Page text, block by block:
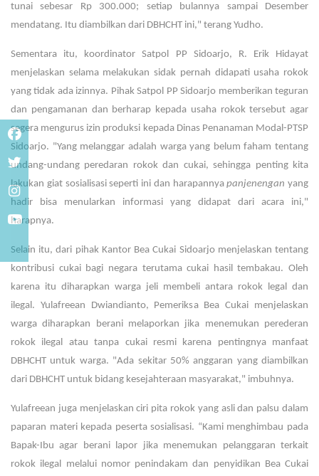
tunai sebesar Rp 300.000; setiap bulannya sampai Desember
mendatang. Itu diambilkan dari DBHCHT ini," terang Yudho.
Sementara itu, koordinator Satpol PP Sidoarjo, R. Erik Hidayat
menjelaskan selama melakukan sidak pernah didapati usaha rokok
yang tidak ada izinnya. Pihak Satpol PP Sidoarjo memberikan teguran
dan pengamanan dan berharap kepada usaha rokok tersebut agar
segera mengurus izin produksi kepada Dinas Penanaman Modal-PTSP
Sidoarjo. "Yang melanggar adalah warga yang belum faham tentang
undang-undang peredaran rokok dan cukai, sehingga penting kita
lakukan giat sosialisasi seperti ini dan harapannyapanjenengan yang
hadir bisa menularkan informasi yang didapat dari acara ini,"
harapnya.
Selain itu, dari pihak Kantor Bea Cukai Sidoarjo menjelaskan tentang
kontribusi cukai bagi negara terutama cukai hasil tembakau. Oleh
karena itu diharapkan warga jeli membeli antara rokok legal dan
ilegal. Yulafreean Dwiandianto, Pemeriksa Bea Cukai menjelaskan
warga diharapkan berani melaporkan jika menemukan perederan
rokok ilegal atau tanpa cukai resmi karena pentingnya manfaat
DBHCHT untuk warga. "Ada sekitar 50% anggaran yang diambilkan
dari DBHCHT untuk bidang kesejahteraan masyarakat," imbuhnya.
Yulafreean juga menjelaskan ciri pita rokok yang asli dan palsu dalam
paparan materi kepada peserta sosialisasi. “Kami menghimbau pada
Bapak-Ibu agar berani lapor jika menemukan pelanggaran terkait
rokok ilegal melalui nomor penindakam dan penyidikan Bea Cukai